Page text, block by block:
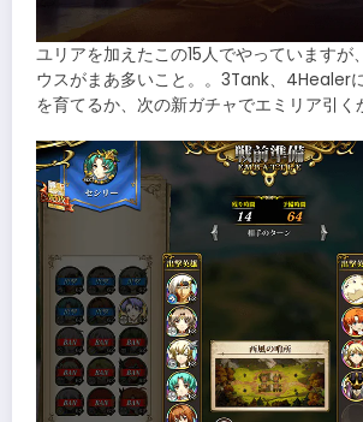
ユリアを加えたこの15人でやっていますが
ウスがまあ多いこと。。3Tank、4Healer
を育てるか、次の新ガチャでエミリア引く